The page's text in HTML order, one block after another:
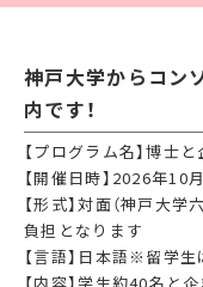
神戸大学からコン
内です！
【プログラム名】博士
【開催日時】2026年10
【形式】対面（神戸大
負担となります
【言語】日本語※留学